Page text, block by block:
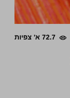
72.7 א' צפיות